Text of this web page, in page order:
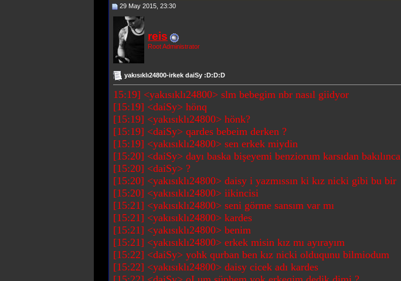
29 May 2015, 23:30
reis
Root Administrator
yakısıklı24800-irkek daiSy :D:D:D
15:19] <yakısıklı24800> slm bebegim nbr nasıl giidyor
[15:19] <daiSy> hönq
[15:19] <yakısıklı24800> hönk?
[15:19] <daiSy> qardes bebeim derken ?
[15:19] <yakısıklı24800> sen erkek miydin
[15:20] <daiSy> dayı baska bişeyemi benziorum karsıdan bakılınca
[15:20] <daiSy> ?
[15:20] <yakısıklı24800> daisy i yazmıssın ki kız nicki gibi bu bir
[15:20] <yakısıklı24800> iikincisi
[15:21] <yakısıklı24800> seni görme sansım var mı
[15:21] <yakısıklı24800> kardes
[15:21] <yakısıklı24800> benim
[15:21] <yakısıklı24800> erkek misin kız mı ayırayım
[15:22] <daiSy> yohk qurban ben kız nicki olduqunu bilmiodum
[15:22] <yakısıklı24800> daisy cicek adı kardes